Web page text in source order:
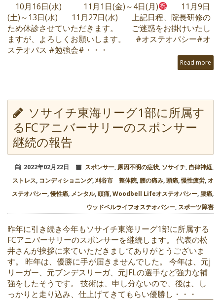
10月16日(水) 11月1日(金)～4日(月)
11月9日
(土)～13日(水) 11月27日(水) 上記日程、院長研修の
ため休診させていただきます。 ご迷惑をお掛けいたし
ますが、よろしくお願いします。 #オステオパシー#オ
ステオパス #勉強会#・・・
Read more
ソサイチ東海リーグ1部に所属す
るFCアニバーサリーのスポンサー
継続の報告
2022年02月22日 スポンサー, 原因不明の症状, ソサイチ, 自律神経,
ストレス, コンディショニング,刈谷市 整体院,腰の痛み,頭痛,慢性疲労,オ
ステオパシー,慢性痛, メンタル,頭痛,Woodbell Lifeオステオパシー,腰痛,
ウッドベルライフオステオパシー, スポーツ障害
昨年に引き続き今年もソサイチ東海リーグ1部に所属する
FCアニバーサリーのスポンサーを継続します。 代表の松
井さんが挨拶に来ていただきましてありがとうございま
す。 昨年は、優勝に手が届きませんでした。 今年は、元j
リーガー、元ブンデスリーガ、元JFLの選手など強力な補
強をしたそうです。 技術は、申し分ないので、後は、し
っかりと走り込み、仕上げてきてもらい優勝し・・・